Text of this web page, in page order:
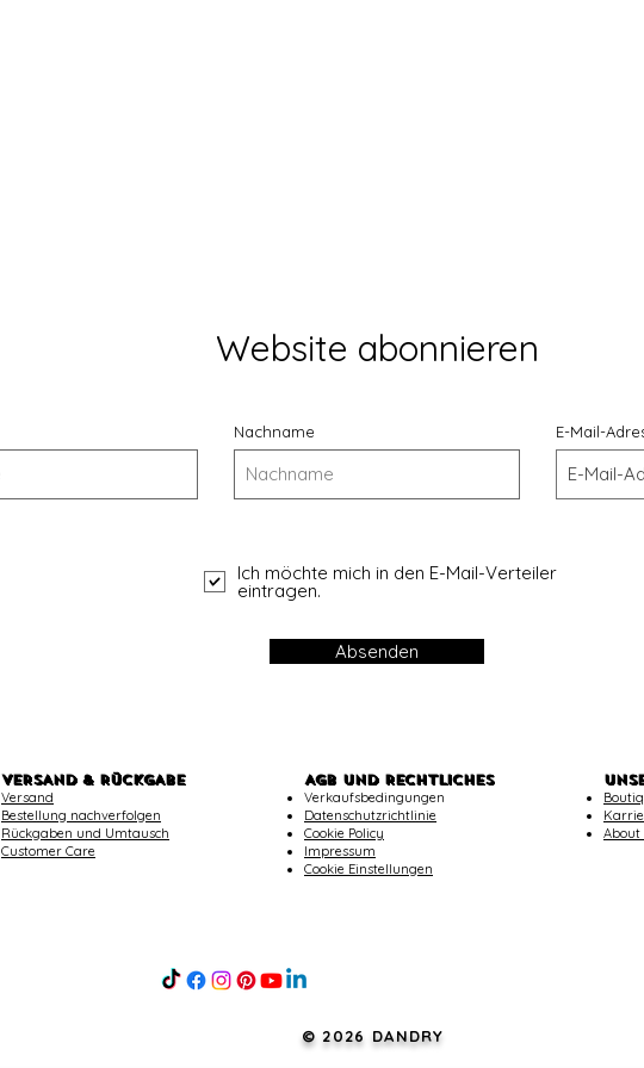
Website abonnieren
Nachname E-Mail-
Ich möchte mich in den E-Mail-Verteiler
eintragen.
Absenden
VERSAND & RÜCKGABE
Versand
Bestellung nachverfolgen
Rückgaben und Umtausch
Customer Care
AGB UND RECHTLICHES
Verkaufsbedingungen
Datenschutzrichtlinie
Cookie Policy
Impressum
Cookie Einstellungen
About
© 2026 DANDRY